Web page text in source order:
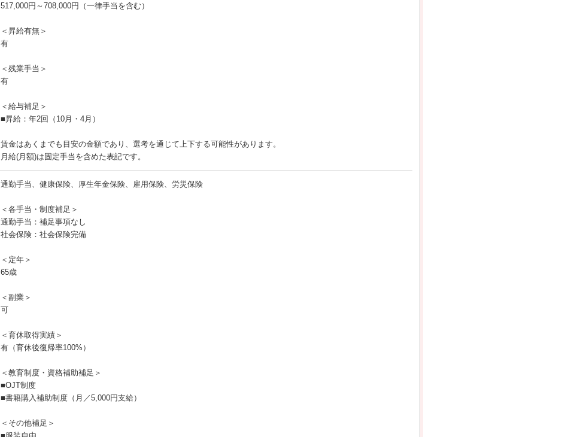
517,000円～708,000円（一律手当を含む）
＜昇給有無＞
有
＜残業手当＞
有
＜給与補足＞
■昇給：年2回（10月・4月）
賃金はあくまでも目安の金額であり、選考を通じて上下する可能性があります。
月給(月額)は固定手当を含めた表記です。
通勤手当、健康保険、厚生年金保険、雇用保険、労災保険
＜各手当・制度補足＞
通勤手当：補足事項なし
社会保険：社会保険完備
＜定年＞
65歳
＜副業＞
可
＜育休取得実績＞
有（育休後復帰率100%）
＜教育制度・資格補助補足＞
■OJT制度
■書籍購入補助制度（月／5,000円支給）
＜その他補足＞